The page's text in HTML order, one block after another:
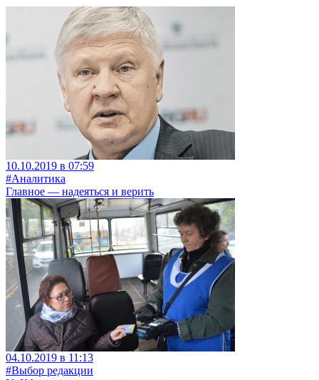
10.10.2019 в 07:59
#Аналитика
Главное — надеяться и верить
04.10.2019 в 11:13
#Выбор редакции